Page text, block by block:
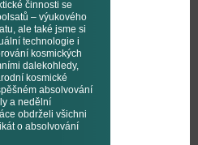
činnosti se
– výukového
ale také jsme si
technologie i
kosmických
dalekohledy,
kosmické
absolvování
a nedělní
obdrželi všichni
o absolvování